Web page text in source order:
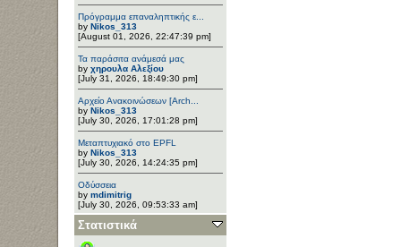
Πρόγραμμα επαναληπτικής ε...
by Nikos_313
[August 01, 2026, 22:47:39 pm]
Τα παράσιτα ανάμεσά μας
by χηρουλα Αλεξίου
[July 31, 2026, 18:49:30 pm]
Αρχείο Ανακοινώσεων [Arch...
by Nikos_313
[July 30, 2026, 17:01:28 pm]
Μεταπτυχιακό στο EPFL
by Nikos_313
[July 30, 2026, 14:24:35 pm]
Οδύσσεια
by mdimitrig
[July 30, 2026, 09:53:33 am]
Στατιστικά